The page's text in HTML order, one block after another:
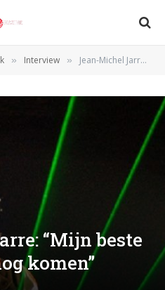
» Interview » Jean-Michel Jarre: “Mijn beste muziek moet nog komen”
“Mijn beste
komen”